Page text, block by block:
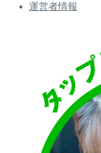
運営者情報